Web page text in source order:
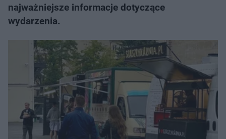
najważniejsze informacje dotyczące
wydarzenia.